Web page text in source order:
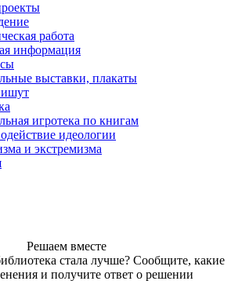
работа
информация
выставки, плакаты
игротека по книгам
идеологии
и экстремизма
Решаем вместе
стала лучше? Сообщите, какие
и получите ответ о решении